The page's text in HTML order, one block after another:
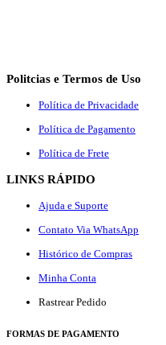
Politcias e Termos de Uso
Política de Privacidade
Política de Pagamento
Política de Frete
LINKS RÁPIDO
Ajuda e Suporte
Contato Via WhatsApp
Histórico de Compras
Minha Conta
Rastrear Pedido
FORMAS DE PAGAMENTO